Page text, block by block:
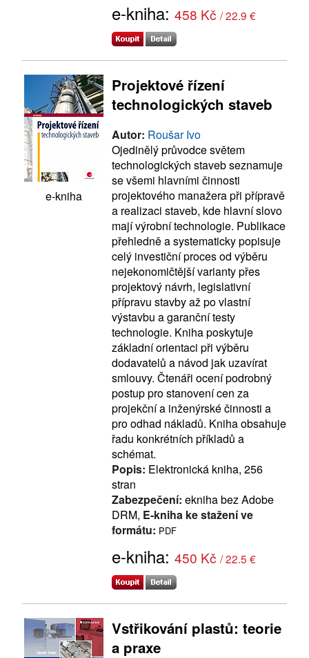
e-kniha: 458 Kč / 22.9 €
e-kniha
Projektové řízení
technologických staveb
Autor: Roušar Ivo
Ojedinělý průvodce světem
technologických staveb seznamuje
se všemi hlavními činnosti
projektového manažera při přípravě
a realizaci staveb, kde hlavní slovo
mají výrobní technologie. Publikace
přehledně a systematicky popisuje
celý investiční proces od výběru
nejekonomičtější varianty přes
projektový návrh, legislativní
přípravu stavby až po vlastní
výstavbu a garanční testy
technologie. Kniha poskytuje
základní orientaci při výběru
dodavatelů a návod jak uzavírat
smlouvy. Čtenáři ocení podrobný
postup pro stanovení cen za
projekční a inženýrské činnosti a
pro odhad nákladů. Kniha obsahuje
řadu konkrétních příkladů a
schémat.
Popis: Elektronická kniha, 256
stran
Zabezpečení: ekniha bez Adobe
DRM, E-kniha ke stažení ve
formátu: PDF
e-kniha: 450 Kč / 22.5 €
Vstřikování plastů: teorie
a praxe